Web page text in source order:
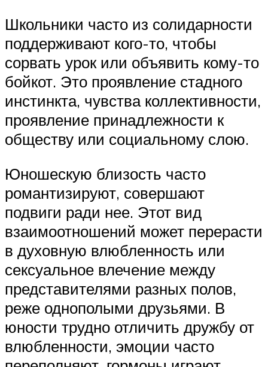
Школьники часто из солидарности
поддерживают кого-то, чтобы
сорвать урок или объявить кому-то
бойкот. Это проявление стадного
инстинкта, чувства коллективности,
проявление принадлежности к
обществу или социальному слою.
Юношескую близость часто
романтизируют, совершают
подвиги ради нее. Этот вид
взаимоотношений может перерасти
в духовную влюбленность или
сексуальное влечение между
представителями разных полов,
реже однополыми друзьями. В
юности трудно отличить дружбу от
влюбленности, эмоции часто